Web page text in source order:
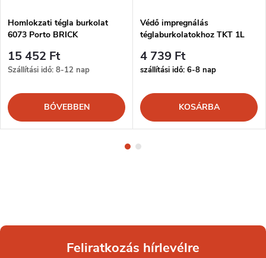
Homlokzati tégla burkolat
6073 Porto BRICK
15 452 Ft
Szállítási idő: 8-12 nap
BŐVEBBEN
Védő impregnálás
téglaburkolatokhoz TKT 1L
4 739 Ft
szállítási idő: 6-8 nap
KOSÁRBA
Feliratkozás hírlevélre